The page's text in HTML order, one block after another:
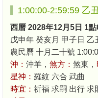
1:00:00-2:59:59 乙
西曆 2028年12月5日 1
戊申年 癸亥月 甲子日 乙
農民曆 十月二十號
沖： 沖羊， 煞方： 煞東，
星神： 羅紋 六合 武曲
時宜： 祈福 求嗣 出行 求